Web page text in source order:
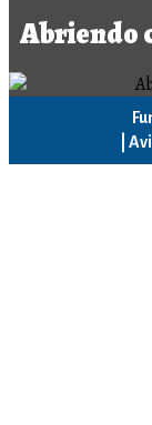
Abriendo